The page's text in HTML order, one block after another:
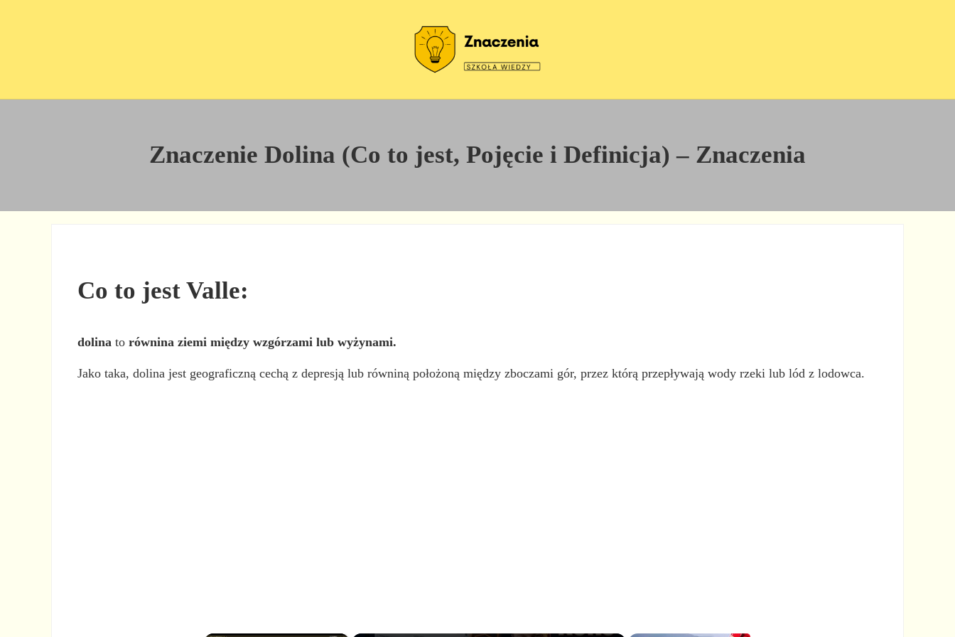
Znaczenie Dolina (Co to jest, Pojęcie i Definicja) – Znaczenia
Co to jest Valle:
dolina torównina ziemi między wzgórzami lub wyżynami.
Jako taka, dolina jest geograficzną cechą z depresją lub równiną położoną między zboczami gór, przez którą przepływają wody rzeki lub lód z lodowca.